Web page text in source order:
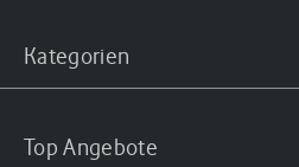
Kategorien
Top Angebote